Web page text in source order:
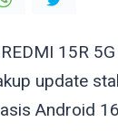
15R
update
Android